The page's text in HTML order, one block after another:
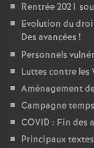
Rentrée 2021
Evolution du
Des avancées !
Personnels
Luttes contre les
Aménagement
Campagne
COVID : Fin des
Principaux textes